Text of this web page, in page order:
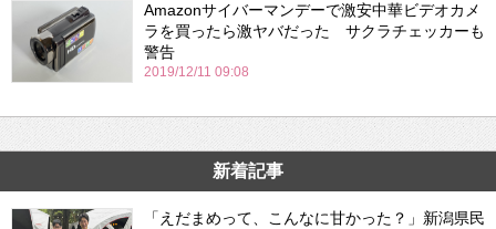
Amazonサイバーマンデーで激安中華ビデオカメ
ラを買ったら激ヤバだった サクラチェッカーも
警告
2019/12/11 09:08
新着記事
「えだまめって、こんなに甘かった？」新潟県民